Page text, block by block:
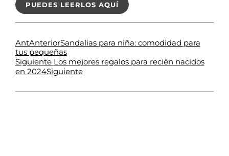
PUEDES LEERLOS AQUÍ
AntAnteriorSandalias para niña: comodidad para
tus pequeñas
Siguiente Los mejores regalos para recién nacidos
en 2024Siguiente